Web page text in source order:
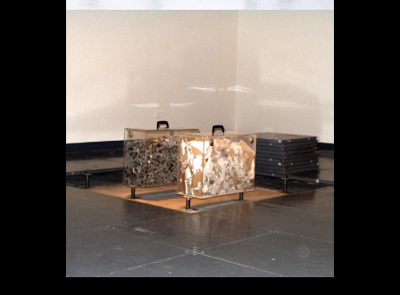
MEMORIA EN TRÁNSITO
Proyectos